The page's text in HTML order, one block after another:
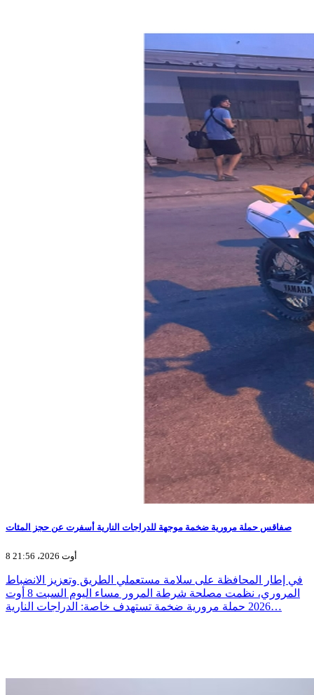
صفاقس حملة مرورية ضخمة موجهة للدراجات النارية أسفرت عن حجز المئات
8 أوت 2026، 21:56
في إطار المحافظة على سلامة مستعملي الطريق وتعزيز الانضباط
المروري، نظمت مصلحة شرطة المرور مساء اليوم السبت 8 أوت
2026 حملة مرورية ضخمة تستهدف خاصة: الدراجات النارية…